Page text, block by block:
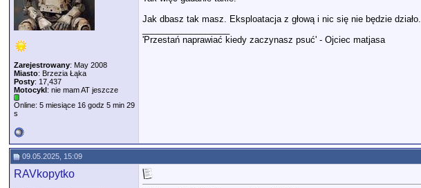
Zarejestrowany: May 2008
Miasto: Brzezia Łąka
Posty: 17,437
Motocykl: nie mam AT jeszcze
Online: 5 miesiące 16 godz 5 min 29
s
Jak dbasz tak masz. Eksploatacja z głową i nic się nie będzie działo.
'Przestań naprawiać kiedy zaczynasz psuć' - Ojciec matjasa
09.05.2025, 15:09
RAVkopytko